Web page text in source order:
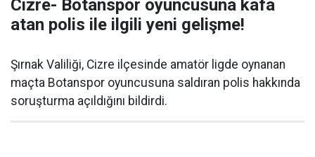
Cizre- Botanspor oyuncusuna kafa
atan polis ile ilgili yeni gelişme!
Şırnak Valiliği, Cizre ilçesinde amatör ligde oynanan
maçta Botanspor oyuncusuna saldıran polis hakkında
soruşturma açıldığını bildirdi.